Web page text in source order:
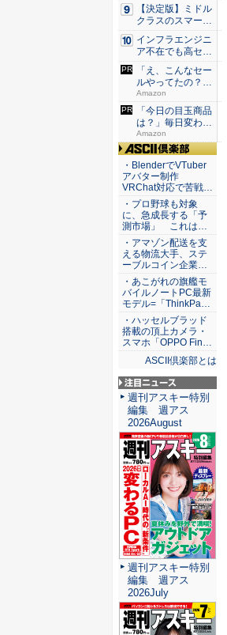
【決定版】ミドル
クラスのスマート
フォンの...
インフラエンジニ
ア不在でも高セキ
ュリティ...
「え、こんなセー
ルやってたの？」
80％O...
Amazon
「今日の目玉商品
は？」毎日変わる
Amaz...
Amazon
ASCII倶楽部
・BlenderでVTuber
アバター制作
VRChat対応で苦戦…
・プロ野球も対象
に、急成長する「予
測市場」 これは…
・アマゾン配送を支
える物流大手、ステ
ーブルコイン企業…
・あこがれの旗艦モ
バイルノートPC最新
モデル=「ThinkPa…
・ハッセルブラッド
搭載の頂上カメラ・
スマホ「OPPO Fin…
ASCII倶楽部とは
注目ニュース
週刊アスキー特別
編集 週アス
2026August
週刊アスキー特別
編集 週アス
2026July